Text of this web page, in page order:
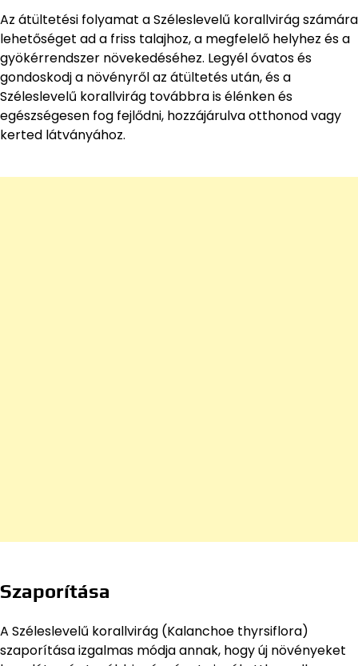
Az átültetési folyamat a Széleslevelű korallvirág számára
lehetőséget ad a friss talajhoz, a megfelelő helyhez és a
gyökérrendszer növekedéséhez. Legyél óvatos és
gondoskodj a növényről az átültetés után, és a
Széleslevelű korallvirág továbbra is élénken és
egészségesen fog fejlődni, hozzájárulva otthonod vagy
kerted látványához.
Szaporítása
A Széleslevelű korallvirág (Kalanchoe thyrsiflora)
szaporítása izgalmas módja annak, hogy új növényeket